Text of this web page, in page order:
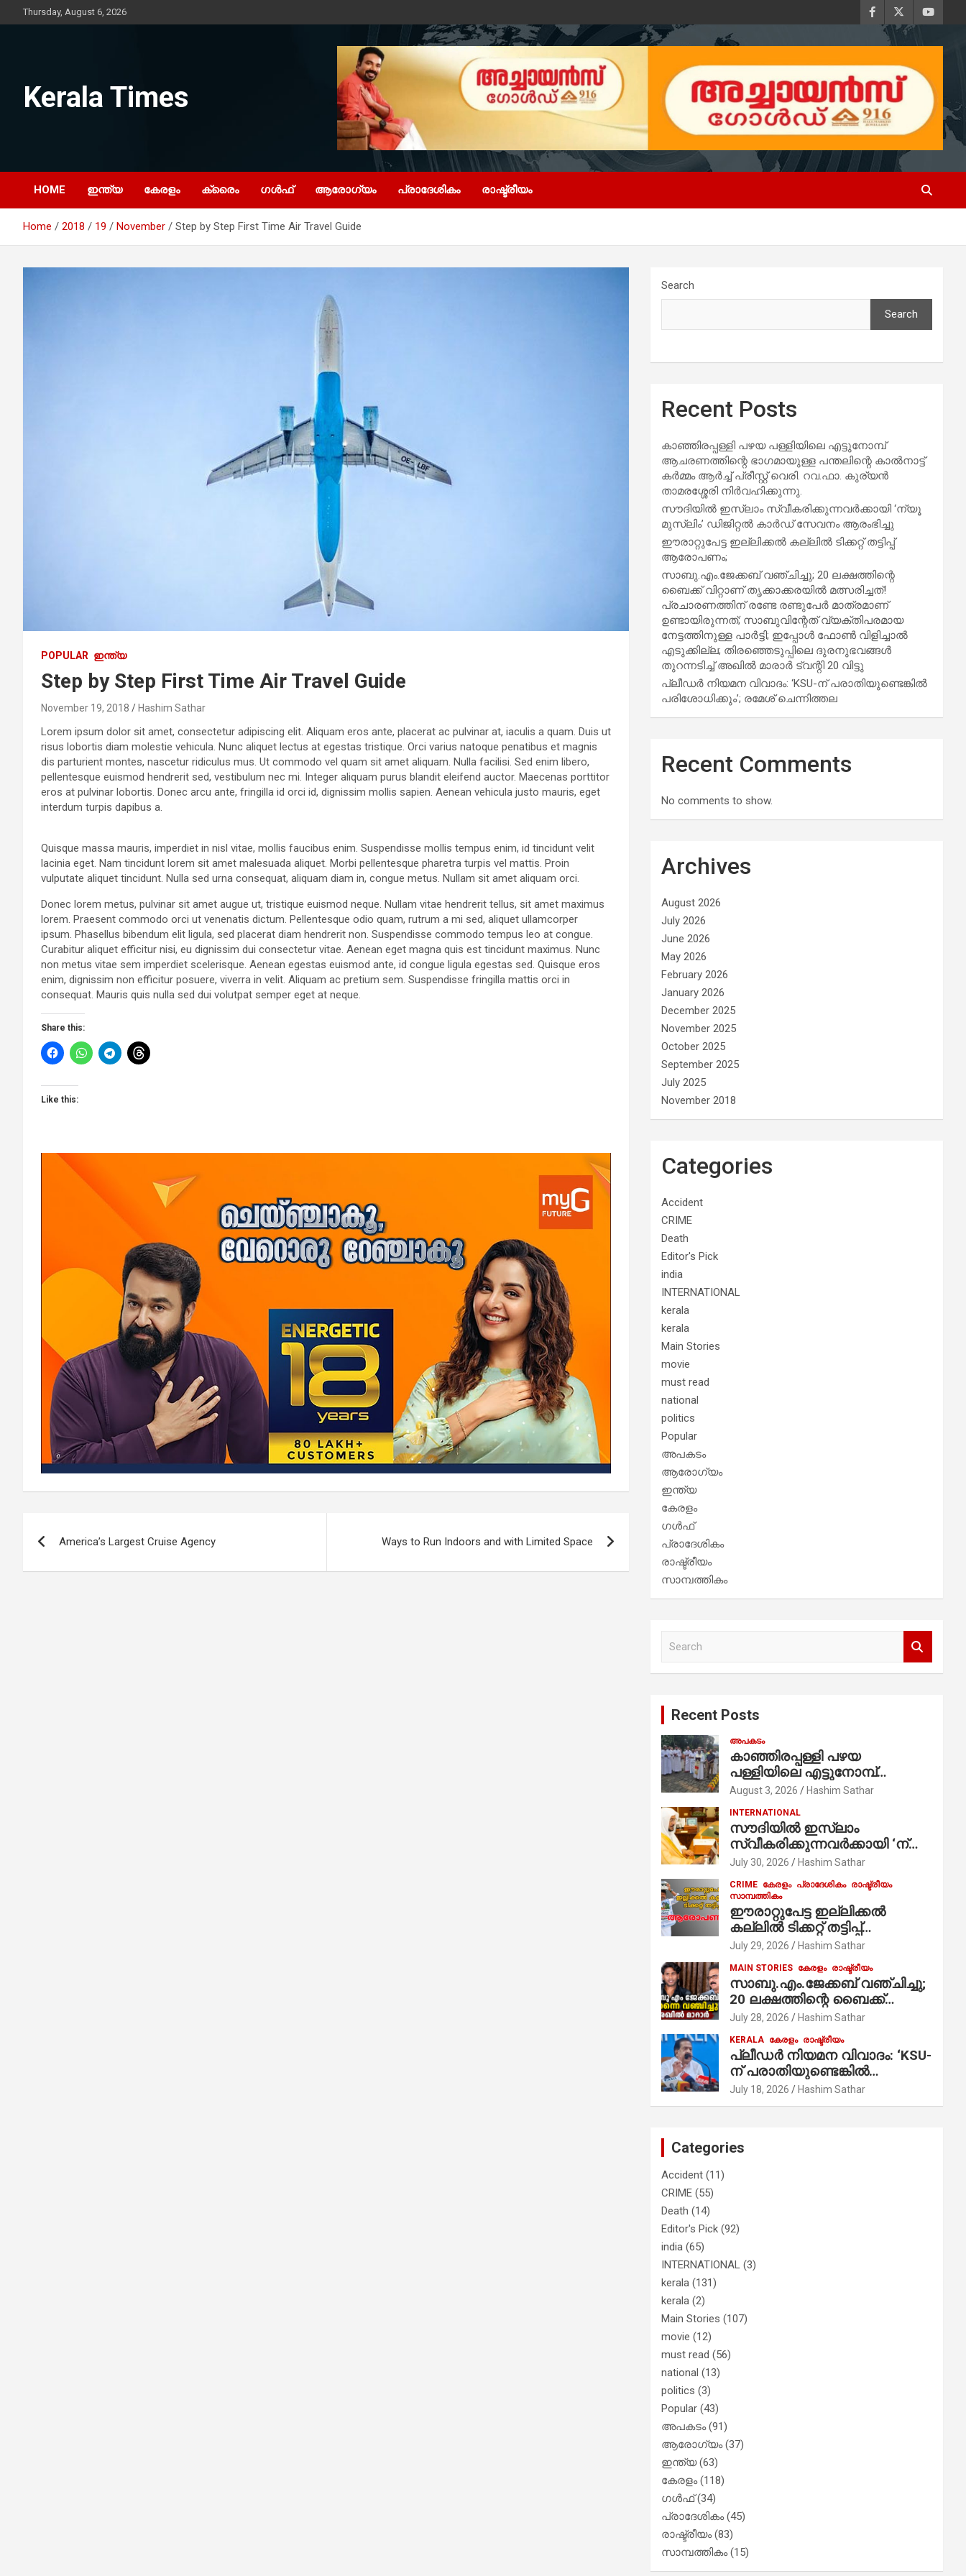
to
Thursday, August 6, 2026
Kerala Times
HOME ഇന്ത്യ കേരളം ക്രൈം ഗൾഫ് ആരോഗ്യം പ്രാദേശികം രാഷ്ട്രീയം
Home 2018 19 November Step by Step First Time Air Travel Guide
POPULAR ഇന്ത്യ
Step by Step First Time Air Travel Guide
November 19, 2018 Hashim Sathar
Lorem ipsum dolor sit amet, consectetur adipiscing elit. Aliquam eros ante, placerat ac pulvinar at, iaculis a quam. Duis ut
risus lobortis diam molestie vehicula. Nunc aliquet lectus at egestas tristique. Orci varius natoque penatibus et magnis
dis parturient montes, nascetur ridiculus mus. Ut commodo vel quam sit amet aliquam. Nulla facilisi. Sed enim libero,
pellentesque euismod hendrerit sed, vestibulum nec mi. Integer aliquam purus blandit eleifend auctor. Maecenas porttitor
eros at pulvinar lobortis. Donec arcu ante, fringilla id orci id, dignissim mollis sapien. Aenean vehicula justo mauris, eget
interdum turpis dapibus a.
Quisque massa mauris, imperdiet in nisl vitae, mollis faucibus enim. Suspendisse mollis tempus enim, id tincidunt velit
lacinia eget. Nam tincidunt lorem sit amet malesuada aliquet. Morbi pellentesque pharetra turpis vel mattis. Proin
vulputate aliquet tincidunt. Nulla sed urna consequat, aliquam diam in, congue metus. Nullam sit amet aliquam orci.
Donec lorem metus, pulvinar sit amet augue ut, tristique euismod neque. Nullam vitae hendrerit tellus, sit amet maximus
lorem. Praesent commodo orci ut venenatis dictum. Pellentesque odio quam, rutrum a mi sed, aliquet ullamcorper
ipsum. Phasellus bibendum elit ligula, sed placerat diam hendrerit non. Suspendisse commodo tempus leo at congue.
Curabitur aliquet efficitur nisi, eu dignissim dui consectetur vitae. Aenean eget magna quis est tincidunt maximus. Nunc
non metus vitae sem imperdiet scelerisque. Aenean egestas euismod ante, id congue ligula egestas sed. Quisque eros
enim, dignissim non efficitur posuere, viverra in velit. Aliquam ac pretium sem. Suspendisse fringilla mattis orci in
consequat. Mauris quis nulla sed dui volutpat semper eget at neque.
Share this:
Like this:
navigation
America’s Largest Cruise Agency Ways to Run Indoors and with Limited Space
Search
Search
Recent Posts
കാഞ്ഞിരപ്പള്ളി പഴയ പള്ളിയിലെ എട്ടുനോമ്പ്
ആചരണത്തിന്റെ ഭാഗമായുള്ള പന്തലിന്റെ കാൽനാട്ട്
കർമ്മം ആർച്ച് പ്രീസ്റ്റ് വെരി. റവ.ഫാ. കുര്യൻ
താമരശ്ശേരി നിർവഹിക്കുന്നു.
സൗദിയില്‍ ഇസ്‌ലാം സ്വീകരിക്കുന്നവര്‍ക്കായി ‘ന്യൂ
മുസ്ലിം’ ഡിജിറ്റല്‍ കാര്‍ഡ് സേവനം ആരംഭിച്ചു
ഈരാറ്റുപേട്ട ഇല്ലിക്കൽ കല്ലിൽ ടിക്കറ്റ് തട്ടിപ്പ്
ആരോപണം;
സാബു.എം.ജേക്കബ് വഞ്ചിച്ചു; 20 ലക്ഷത്തിന്റെ
ബൈക്ക് വിറ്റാണ് തൃക്കാക്കരയില്‍ മത്സരിച്ചത്!
പ്രചാരണത്തിന് രണ്ടേ രണ്ടുപേര്‍ മാത്രമാണ്
ഉണ്ടായിരുന്നത്; സാബുവിന്റേത് വ്യക്തിപരമായ
നേട്ടത്തിനുള്ള പാര്‍ട്ടി; ഇപ്പോള്‍ ഫോണ്‍ വിളിച്ചാല്‍
എടുക്കില്ല; തിരഞ്ഞെടുപ്പിലെ ദുരനുഭവങ്ങള്‍
തുറന്നടിച്ച് അഖില്‍ മാരാര്‍ ട്വന്റി 20 വിട്ടു
പ്ലീഡർ നിയമന വിവാദം: ‘KSU-ന് പരാതിയുണ്ടെങ്കിൽ
പരിശോധിക്കും’; രമേശ് ചെന്നിത്തല
Recent Comments
No comments to show.
Archives
August 2026
July 2026
June 2026
May 2026
February 2026
January 2026
December 2025
November 2025
October 2025
September 2025
July 2025
November 2018
Categories
Accident
CRIME
Death
Editor's Pick
india
INTERNATIONAL
kerala
kerala
Main Stories
movie
must read
national
politics
Popular
അപകടം
ആരോഗ്യം
ഇന്ത്യ
കേരളം
ഗൾഫ്
പ്രാദേശികം
രാഷ്ട്രീയം
സാമ്പത്തികം
Recent Posts
അപകടം
കാഞ്ഞിരപ്പള്ളി പഴയ
പള്ളിയിലെ എട്ടുനോമ്പ്
ആചരണത്തിന്റെ ഭാഗമായുള്ള
ആർച്ച് പ്രീസ്റ്റ് വെരി. റവ.ഫാ.
കുര്യൻ താമരശ്ശേരി
നിർവഹിക്കുന്നു.
August 3, 2026 Hashim Sathar
INTERNATIONAL
സൗദിയില്‍ ഇസ്‌ലാം
സ്വീകരിക്കുന്നവര്‍ക്കായി ‘ന്യൂ
മുസ്ലിം’ ഡിജിറ്റല്‍ കാര്‍ഡ്
സേവനം ആരംഭിച്ചു
July 30, 2026 Hashim Sathar
CRIME കേരളം പ്രാദേശികം രാഷ്ട്രീയം
സാമ്പത്തികം
ഈരാറ്റുപേട്ട ഇല്ലിക്കൽ
കല്ലിൽ ടിക്കറ്റ് തട്ടിപ്പ്
ആരോപണം;
July 29, 2026 Hashim Sathar
MAIN STORIES കേരളം രാഷ്ട്രീയം
സാബു.എം.ജേക്കബ് വഞ്ചിച്ചു;
20 ലക്ഷത്തിന്റെ ബൈക്ക്
വിറ്റാണ് തൃക്കാക്കരയില്‍
മത്സരിച്ചത്! പ്രചാരണത്തിന്
രണ്ടേ രണ്ടുപേര്‍ മാത്രമാണ്
ഉണ്ടായിരുന്നത്; സാബുവിന്റേത്
വ്യക്തിപരമായ നേട്ടത്തിനുള്ള
പാര്‍ട്ടി; ഇപ്പോള്‍ ഫോണ്‍
വിളിച്ചാല്‍ എടുക്കില്ല;
ദുരനുഭവങ്ങള്‍ തുറന്നടിച്ച്
അഖില്‍ മാരാര്‍ ട്വന്റി 20 വിട്ടു
July 28, 2026 Hashim Sathar
KERALA കേരളം രാഷ്ട്രീയം
പ്ലീഡർ നിയമന വിവാദം: ‘KSU-
ന് പരാതിയുണ്ടെങ്കിൽ
പരിശോധിക്കും’; രമേശ്
ചെന്നിത്തല
July 18, 2026 Hashim Sathar
Categories
Accident (11)
CRIME (55)
Death (14)
Editor's Pick (92)
india (65)
INTERNATIONAL (3)
kerala (131)
kerala (2)
Main Stories (107)
movie (12)
must read (56)
national (13)
politics (3)
Popular (43)
അപകടം(91)
ആരോഗ്യം(37)
ഇന്ത്യ(63)
കേരളം(118)
ഗൾഫ്(34)
പ്രാദേശികം(45)
രാഷ്ട്രീയം(83)
സാമ്പത്തികം(15)